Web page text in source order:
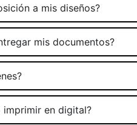
a mis diseños?
mis documentos?
imprimir en digital?